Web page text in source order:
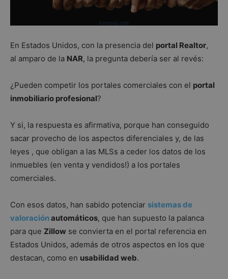
En Estados Unidos, con la presencia del portal Realtor,
al amparo de la NAR, la pregunta debería ser al revés:
¿Pueden competir los portales comerciales con el portal
inmobiliario profesional?
Y si, la respuesta es afirmativa, porque han conseguido
sacar provecho de los aspectos diferenciales y, de las
leyes , que obligan a las MLSs a ceder los datos de los
inmuebles (en venta y vendidos!) a los portales
comerciales.
Con esos datos, han sabido potenciar sistemas de
valoraciónautomáticos, que han supuesto la palanca
para que Zillow se convierta en el portal referencia en
Estados Unidos, además de otros aspectos en los que
destacan, como en usabilidad web.